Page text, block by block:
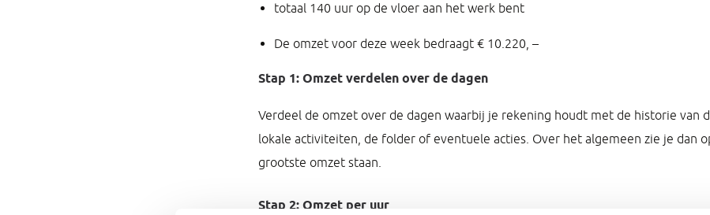
totaal 140 uur op de vloer aan het werk bent
De omzet voor deze week bedraagt € 10.220, –
Stap 1: Omzet verdelen over de dagen
Verdeel de omzet over de dagen waarbij je rekening houdt met de historie van
lokale activiteiten, de folder of eventuele acties. Over het algemeen zie je dan
grootste omzet staan.
Stap 2: Omzet per uur